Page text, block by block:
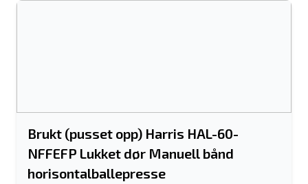
Brukt (pusset opp) Harris HAL-60-
NFFEFP Lukket dør Manuell bånd
horisontalballepresse
Tekstoppføring til mobilenhet